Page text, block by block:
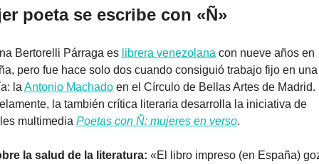
poeta se escribe con «Ñ»
Bertorelli Párraga es librera venezolana con nueve años en
pero fue hace solo dos cuando consiguió trabajo fijo en una
la Antonio Machado en el Círculo de Bellas Artes de Madrid.
la también crítica literaria desarrolla la iniciativa de
multimedia Poetas con Ñ: mujeres en verso.
la salud de la literatura: «El libro impreso (en España)